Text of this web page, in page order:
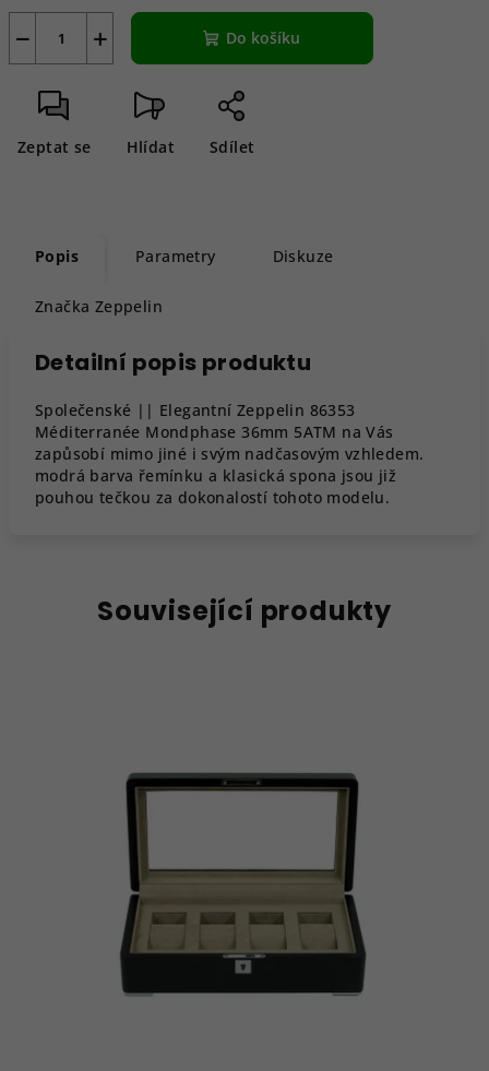
+
− Do košíku
Zeptat se Hlídat Sdílet
Popis Parametry Diskuze
Značka Zeppelin
Detailní popis produktu
Společenské || Elegantní Zeppelin 86353
Méditerranée Mondphase 36mm 5ATM na Vás
zapůsobí mimo jiné i svým nadčasovým vzhledem.
modrá barva řemínku a klasická spona jsou již
pouhou tečkou za dokonalostí tohoto modelu.
Související produkty